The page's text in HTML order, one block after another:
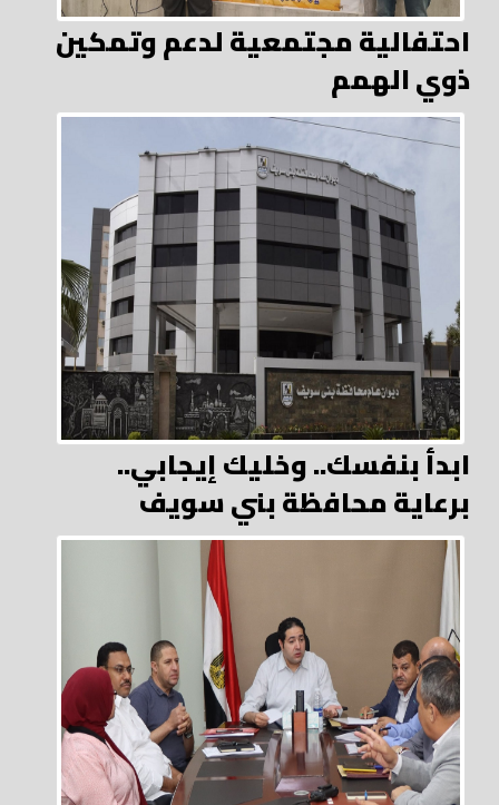
احتفالية مجتمعية لدعم وتمكين
ذوي الهمم
ابدأ بنفسك.. وخليك إيجابي..
برعاية محافظة بني سويف